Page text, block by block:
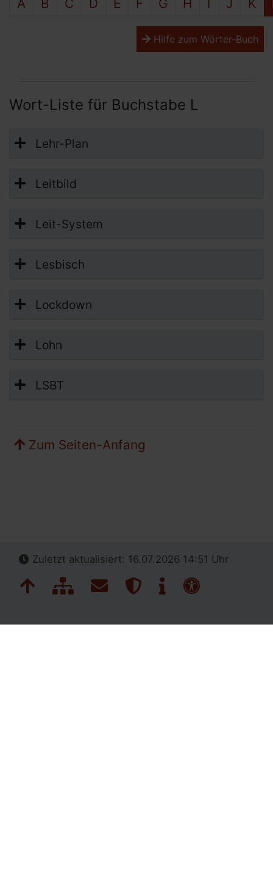
A B C D E F G H I J K
Hilfe zum Wörter-Buch
Wort-Liste für Buchstabe L
Lehr-Plan
Leitbild
Leit-System
Lesbisch
Lockdown
Lohn
LSBT
Zum Seiten-Anfang
Zuletzt aktualisiert: 16.07.2026 14:51 Uhr
Navigation überspringen
Zum Seitenanfang
Inhaltsübersicht
KontaktDatenschutz
Impressum